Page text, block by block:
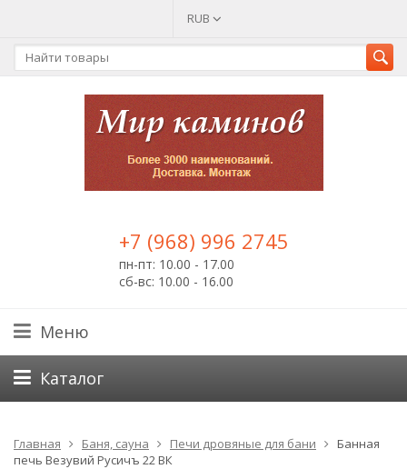
RUB
+7 (968) 996 2745
пн-пт: 10.00 - 17.00
сб-вс: 10.00 - 16.00
Меню
Каталог
Главная Баня, сауна Печи дровяные для бани
Банная
печь Везувий Русичъ 22 ВК